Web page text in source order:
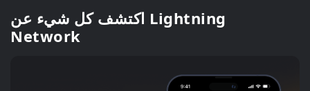
اكتشف كل شيء عن Lightning
Network